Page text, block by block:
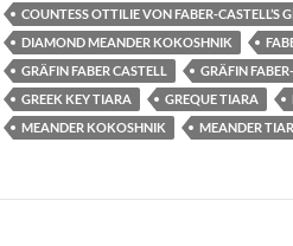
COUNTESS OTTILIE VON FABER-CASTELL’S
DIAMOND MEANDER KOKOSHNIK
GRÄFIN FABER CASTELL
GRÄFIN
GREEK KEY TIARA
GREQUE TIARA
MEANDER KOKOSHNIK
MEANDER